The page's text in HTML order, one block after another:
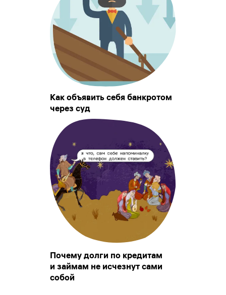
Как объявить себя банкротом
через суд
Почему долги по кредитам
и займам не исчезнут сами
собой